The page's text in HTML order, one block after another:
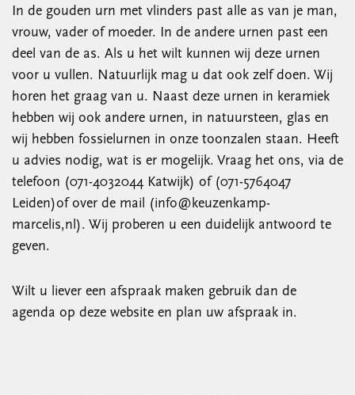
In de gouden urn met vlinders past alle as van je man,
vrouw, vader of moeder. In de andere urnen past een
deel van de as. Als u het wilt kunnen wij deze urnen
voor u vullen. Natuurlijk mag u dat ook zelf doen. Wij
horen het graag van u. Naast deze urnen in keramiek
hebben wij ook andere urnen, in natuursteen, glas en
wij hebben fossielurnen in onze toonzalen staan. Heeft
u advies nodig, wat is er mogelijk. Vraag het ons, via de
telefoon (071-4032044 Katwijk) of (071-5764047
Leiden)of over de mail (info@keuzenkamp-
marcelis,nl). Wij proberen u een duidelijk antwoord te
geven.
Wilt u liever een afspraak maken gebruik dan de
agenda op deze website en plan uw afspraak in.